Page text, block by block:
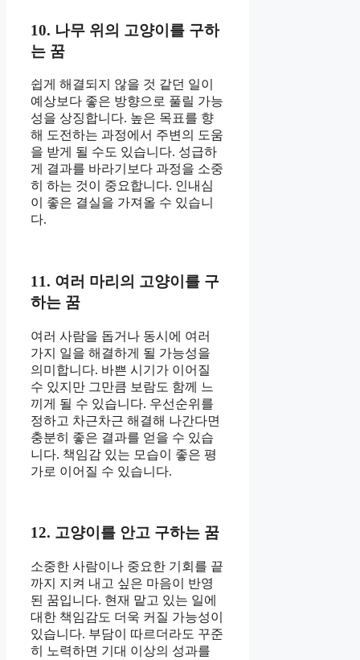
10. 나무 위의 고양이를 구하
는 꿈
쉽게 해결되지 않을 것 같던 일이
예상보다 좋은 방향으로 풀릴 가능
성을 상징합니다. 높은 목표를 향
해 도전하는 과정에서 주변의 도움
을 받게 될 수도 있습니다. 성급하
게 결과를 바라기보다 과정을 소중
히 하는 것이 중요합니다. 인내심
이 좋은 결실을 가져올 수 있습니
다.
11. 여러 마리의 고양이를 구
하는 꿈
여러 사람을 돕거나 동시에 여러
가지 일을 해결하게 될 가능성을
의미합니다. 바쁜 시기가 이어질
수 있지만 그만큼 보람도 함께 느
끼게 될 수 있습니다. 우선순위를
정하고 차근차근 해결해 나간다면
충분히 좋은 결과를 얻을 수 있습
니다. 책임감 있는 모습이 좋은 평
가로 이어질 수 있습니다.
12. 고양이를 안고 구하는 꿈
소중한 사람이나 중요한 기회를 끝
까지 지켜 내고 싶은 마음이 반영
된 꿈입니다. 현재 맡고 있는 일에
대한 책임감도 더욱 커질 가능성이
있습니다. 부담이 따르더라도 꾸준
히 노력하면 기대 이상의 성과를